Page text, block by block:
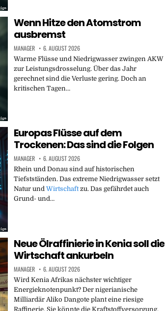
Wenn Hitze den Atomstrom
ausbremst
MANAGER 6. AUGUST 2026
Warme Flüsse und Niedrigwasser zwingen AKW
zur Leistungsdrosselung. Über das Jahr
gerechnet sind die Verluste gering. Doch an
kritischen Tagen…
Europas Flüsse auf dem
Trockenen: Das sind die Folgen
MANAGER 6. AUGUST 2026
Rhein und Donau sind auf historischen
Tiefstständen. Das extreme Niedrigwasser setzt
Natur und Wirtschaftzu. Das gefährdet auch
Grund- und…
Neue Ölraffinierie in Kenia soll die
Wirtschaft ankurbeln
MANAGER 6. AUGUST 2026
Wird Kenia Afrikas nächster wichtiger
Energieknotenpunkt? Der nigerianische
Milliardär Aliko Dangote plant eine riesige
Raffinerie. Sie könnte die Kraftstoffversorgung,